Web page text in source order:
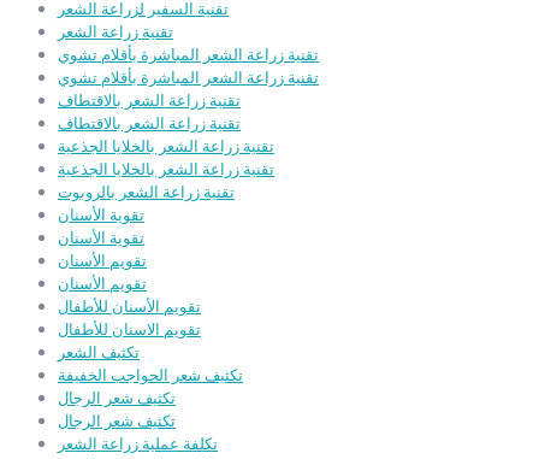
تقنية السفير لزراعة الشعر
تقنية زراعة الشعر
تقنية زراعة الشعر المباشرة بأقلام تشوي
تقنية زراعة الشعر المباشرة بأقلام تشوي
تقنية زراعة الشعر بالاقتطاف
تقنية زراعة الشعر بالاقتطاف
تقنية زراعة الشعر بالخلايا الجذعية
تقنية زراعة الشعر بالخلايا الجذعية
تقنية زراعة الشعر بالروبوت
تقوية الأسنان
تقوية الأسنان
تقويم الأسنان
تقويم الأسنان
تقويم الأسنان للأطفال
تقويم الاسنان للأطفال
تكثيف الشعر
تكثيف شعر الحواجب الخفيفة
تكثيف شعر الرجال
تكثيف شعر الرجال
تكلفة عملية زراعة الشعر